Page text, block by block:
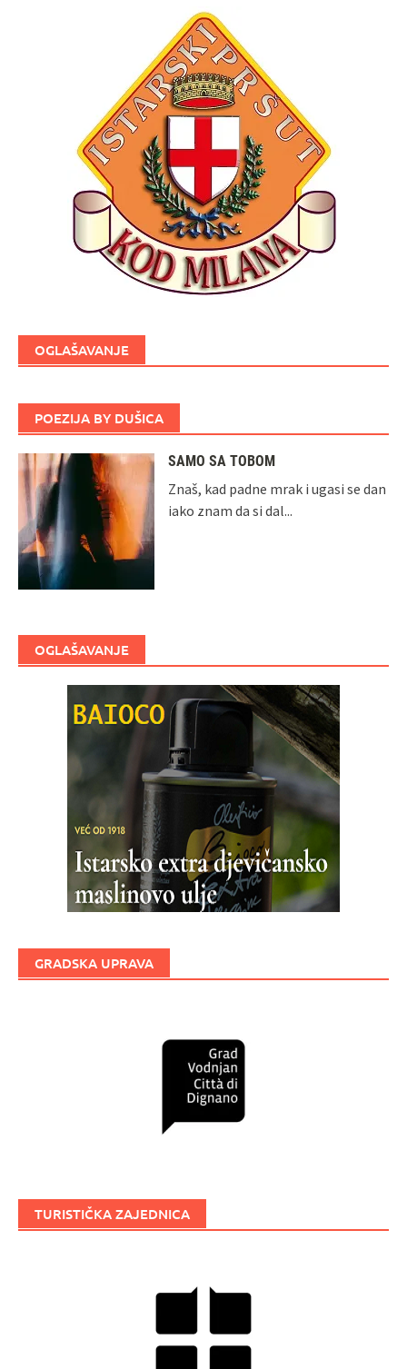
OGLAŠAVANJE
POEZIJA BY DUŠICA
SAMO SA TOBOM
Znaš, kad padne mrak i ugasi se dan
iako znam da si dal...
OGLAŠAVANJE
GRADSKA UPRAVA
TURISTIČKA ZAJEDNICA